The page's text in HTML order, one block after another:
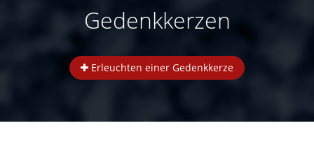
Gedenkkerzen
Erleuchten einer Gedenkkerze